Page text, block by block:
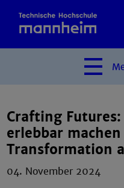
Crafting Futures:
erlebbar
Transformation
04. November 2024